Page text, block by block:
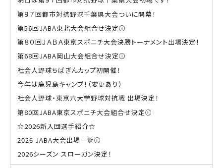
第９７回都市対抗野球千葉県大会ついに開幕！
第56回JABA東北大会組合せ決定⚾
第８０回ＪＡＢＡ東京スポニチ大会決勝トーナメント出場決定！
第68回JABA岡山大会組合せ決定⚾
社会人野球ちばぎんカップ初開催！
今年は鹿児島キャンプ！（変更あり）
社会人野球・東京六大学野球対抗戦 出場決定！
第80回JABA東京スポニチ大会組合せ決定⚾
☆2026新入団選手紹介☆
2026 JABA大会出場一覧⚾
2026シーズン スローガン決定！